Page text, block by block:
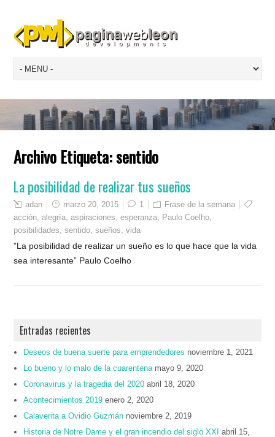
Archivo Etiqueta:sentido
La posibilidad de realizar tus sueños
adan marzo 20, 2015 1
Frase de la semana
acción ,alegría ,aspiraciones ,esperanza Paulo Coelho
posibilidades ,sentido ,sueños ,vida
”La posibilidad de realizar un sueño es lo que hace que la vida
sea interesante” Paulo Coelho
Entradas recientes
Deseos de buena suerte para emprendedores noviembre 1, 2021
Lo bueno y lo malo de la cuarentena mayo 9, 2020
Coronavirus y la tragedia del 2020 abril 18, 2020
Acontecimientos 2019 enero 2, 2020
Calaverita a Ovidio Guzmán noviembre 2, 2019
Historia de Notre Dame y el gran incendio del siglo XXI
abril 15,